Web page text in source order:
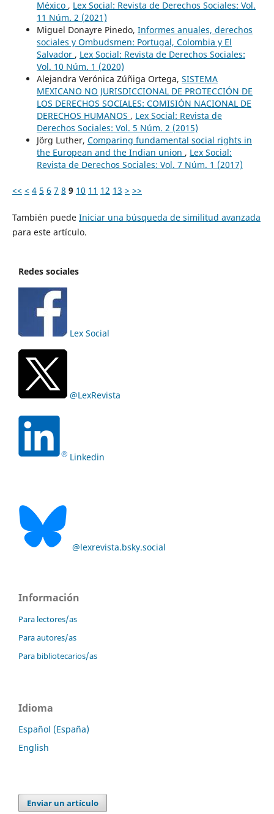
México , Lex Social: Revista de Derechos Sociales: Vol.
11 Núm. 2 (2021)
Miguel Donayre Pinedo, Informes anuales, derechos
sociales y Ombudsmen: Portugal, Colombia y El
Salvador , Lex Social: Revista de Derechos Sociales:
Vol. 10 Núm. 1 (2020)
Alejandra Verónica Zúñiga Ortega, SISTEMA
MEXICANO NO JURISDICCIONAL DE PROTECCIÓN DE
LOS DERECHOS SOCIALES: COMISIÓN NACIONAL DE
DERECHOS HUMANOS , Lex Social: Revista de
Derechos Sociales: Vol. 5 Núm. 2 (2015)
Jörg Luther, Comparing fundamental social rights in
the European and the Indian union , Lex Social:
Revista de Derechos Sociales: Vol. 7 Núm. 1 (2017)
<< < 4 5 6 7 8 9 10 11 12 13 > >>
También puede Iniciar una búsqueda de similitud avanzada
para este artículo.
Redes sociales
Lex Social
@LexRevista
Linkedin
@lexrevista.bsky.social
Información
Para lectores/as
Para autores/as
Para bibliotecarios/as
Idioma
Español (España)
English
Enviar un artículo